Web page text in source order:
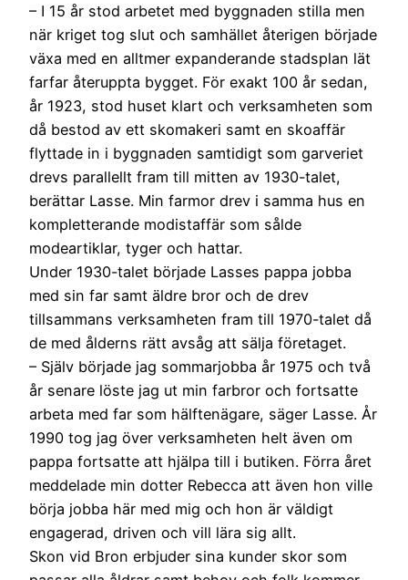
– I 15 år stod arbetet med byggnaden stilla men
när kriget tog slut och samhället återigen började
växa med en alltmer expanderande stadsplan lät
farfar återuppta bygget. För exakt 100 år sedan,
år 1923, stod huset klart och verksamheten som
då bestod av ett skomakeri samt en skoaffär
flyttade in i byggnaden samtidigt som garveriet
drevs parallellt fram till mitten av 1930-talet,
berättar Lasse. Min farmor drev i samma hus en
kompletterande modistaffär som sålde
modeartiklar, tyger och hattar.
Under 1930-talet började Lasses pappa jobba
med sin far samt äldre bror och de drev
tillsammans verksamheten fram till 1970-talet då
de med ålderns rätt avsåg att sälja företaget.
– Själv började jag sommarjobba år 1975 och två
år senare löste jag ut min farbror och fortsatte
arbeta med far som hälftenägare, säger Lasse. År
1990 tog jag över verksamheten helt även om
pappa fortsatte att hjälpa till i butiken. Förra året
meddelade min dotter Rebecca att även hon ville
börja jobba här med mig och hon är väldigt
engagerad, driven och vill lära sig allt.
Skon vid Bron erbjuder sina kunder skor som